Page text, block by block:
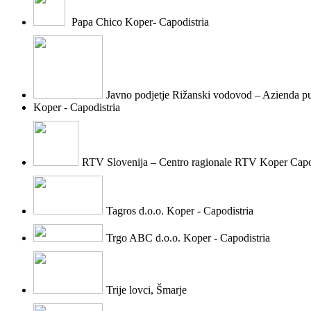
Papa Chico Koper- Capodistria
Javno podjetje Rižanski vodovod – Azienda
Koper - Capodistria
RTV Slovenija – Centro ragionale RTV Koper
Tagros d.o.o. Koper - Capodistria
Trgo ABC d.o.o. Koper - Capodistria
Trije lovci, Šmarje